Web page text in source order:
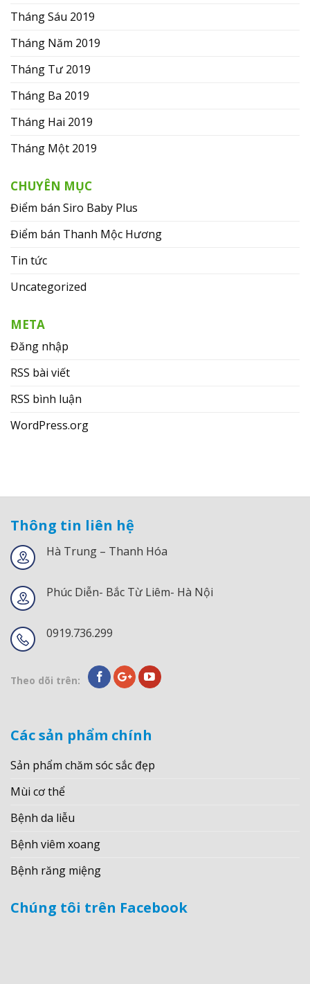
Tháng Sáu 2019
Tháng Năm 2019
Tháng Tư 2019
Tháng Ba 2019
Tháng Hai 2019
Tháng Một 2019
CHUYÊN MỤC
Điểm bán Siro Baby Plus
Điểm bán Thanh Mộc Hương
Tin tức
Uncategorized
META
Đăng nhập
RSS bài viết
RSS bình luận
WordPress.org
Thông tin liên hệ
Hà Trung – Thanh Hóa
Phúc Diễn- Bắc Từ Liêm- Hà Nội
0919.736.299
Theo dõi trên:
Các sản phẩm chính
Sản phẩm chăm sóc sắc đẹp
Mùi cơ thể
Bệnh da liễu
Bệnh viêm xoang
Bệnh răng miệng
Chúng tôi trên Facebook